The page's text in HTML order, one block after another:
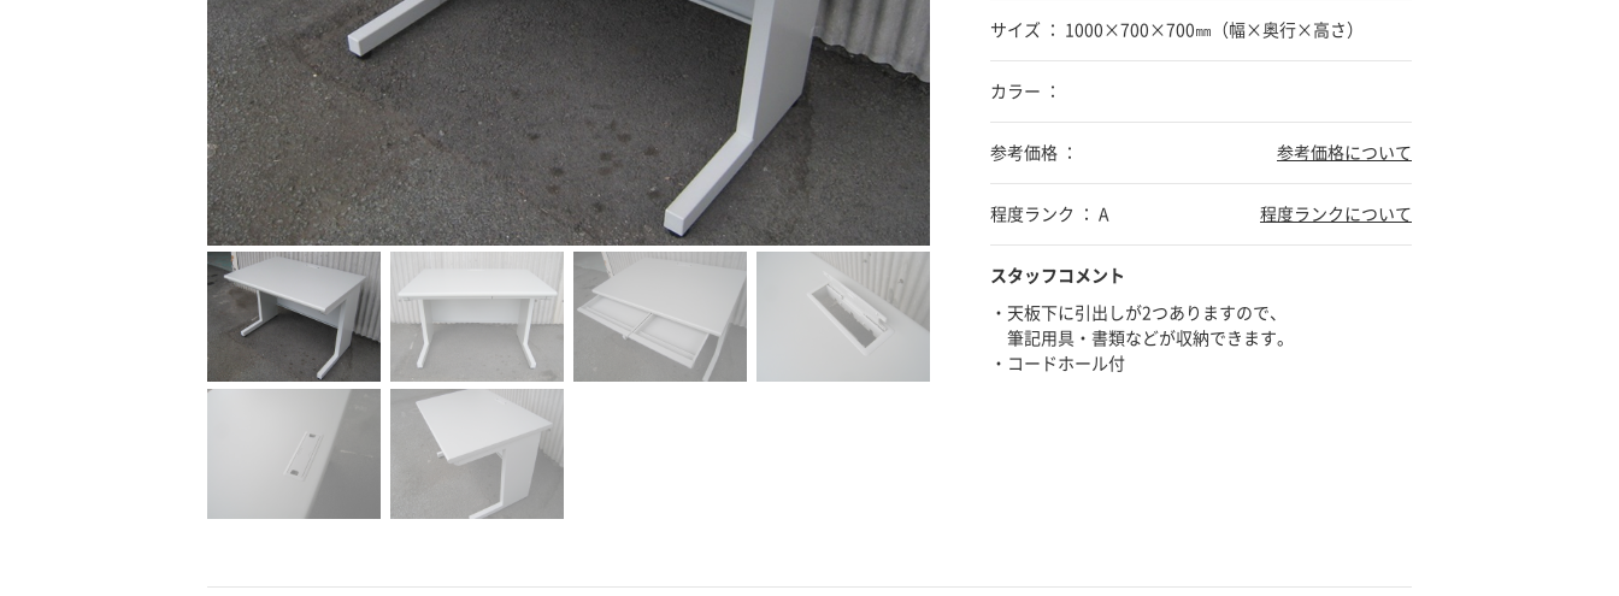
サイズ ： 1000×700×700㎜（幅×奥行×高さ）
カラー ：
参考価格 ： 参考価格について
程度ランク ： A 程度ランクについて
スタッフコメント
・天板下に引出しが2つありますので、
筆記用具・書類などが収納できます。
・コードホール付